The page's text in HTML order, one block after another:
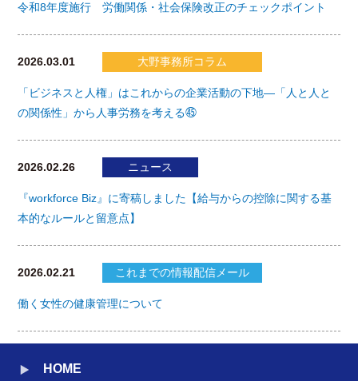
令和8年度施行 労働関係・社会保険改正のチェックポイント
2026.03.01 大野事務所コラム
「ビジネスと人権」はこれからの企業活動の下地―「人と人と
の関係性」から人事労務を考える㊺
2026.02.26 ニュース
『workforce Biz』に寄稿しました【給与からの控除に関する基
本的なルールと留意点】
2026.02.21 これまでの情報配信メール
働く女性の健康管理について
HOME